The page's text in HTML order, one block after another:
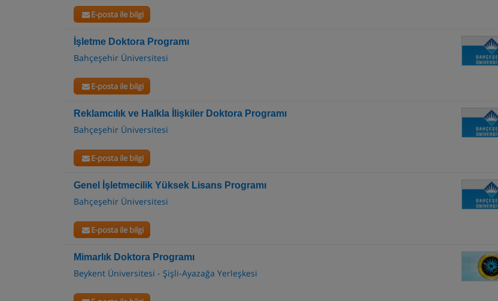
E-posta ile bilgi
İşletme Doktora Programı
Bahçeşehir Üniversitesi
E-posta ile bilgi
Reklamcılık ve Halkla İlişkiler Doktora Programı
Bahçeşehir Üniversitesi
E-posta ile bilgi
Genel İşletmecilik Yüksek Lisans Programı
Bahçeşehir Üniversitesi
E-posta ile bilgi
Mimarlık Doktora Programı
Beykent Üniversitesi - Şişli-Ayazağa Yerleşkesi